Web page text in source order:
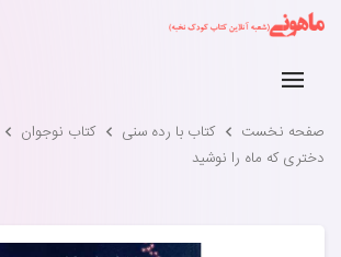
صفحه نخست کتاب با رده سنی کتاب نوجوان
دختری که ماه را نوشید